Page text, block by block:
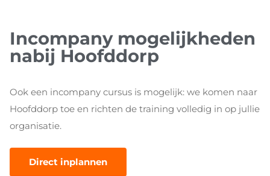
Incompany mogelijkheden
nabij Hoofddorp
Ook een incompany cursus is mogelijk: we komen naar
Hoofddorp toe en richten de training volledig in op jullie
organisatie.
Direct inplannen